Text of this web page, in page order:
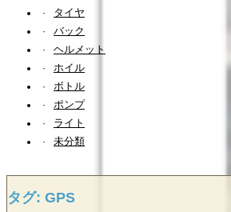
タイヤ
バック
ヘルメット
ホイル
ボトル
ポンプ
ライト
未分類
タグ: GPS